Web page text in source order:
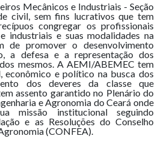
Mecânicos e Industriais - Seção
civil, sem fins lucrativos que tem
congregar os profissionais
industriais e suas modalidades na
de promover o desenvolvimento
a defesa e a representação dos
mesmos. A AEMI/ABEMEC tem
econômico e político na busca dos
dos deveres da classe que
assento garantido no Plenário do
e Agronomia do Ceará onde
missão institucional seguindo
e as Resoluções do Conselho
(CONFEA).